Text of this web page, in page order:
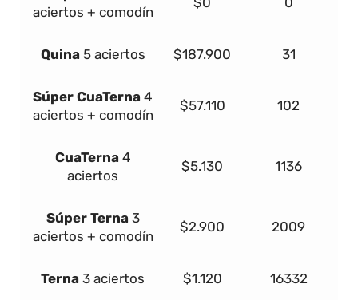
aciertos + comodín
Quina 5 aciertos $187.900 31
Súper CuaTerna 4
aciertos + comodín
$57.110 102
CuaTerna 4
aciertos
$5.130 1136
Súper Terna 3
aciertos + comodín
$2.900 2009
Terna 3 aciertos $1.120 16332